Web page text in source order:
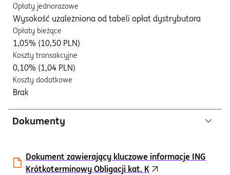
Opłaty jednorazowe
Wysokość uzależniona od tabeli opłat dystrybutora
Opłaty bieżące
1,05% (10,50 PLN)
Koszty transakcyjne
0,10% (1,04 PLN)
Koszty dodatkowe
Brak
Dokumenty
Dokument zawierający kluczowe informacje ING
Krótkoterminowy Obligacji kat. K